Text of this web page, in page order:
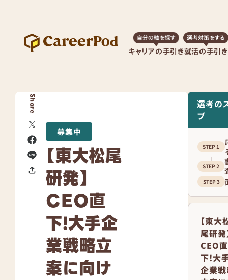
キャリアの手引き
自分の軸を探す
就活の手引き
選考対策をする
Share
募集中
【東大松尾
研発】
CEO直
下!大手企
業戦略立
案に向け
選考の
プ
【東大
尾研発
CEO直
下!大
企業